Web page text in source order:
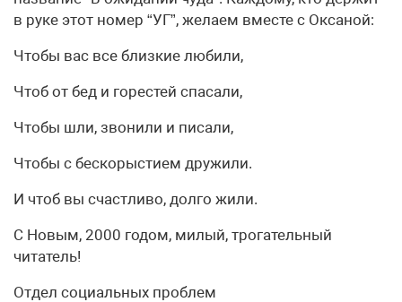
в руке этот номер “УГ”, желаем вместе с Оксаной:
Чтобы вас все близкие любили,
Чтоб от бед и горестей спасали,
Чтобы шли, звонили и писали,
Чтобы с бескорыстием дружили.
И чтоб вы счастливо, долго жили.
С Новым, 2000 годом, милый, трогательный
читатель!
Отдел социальных проблем